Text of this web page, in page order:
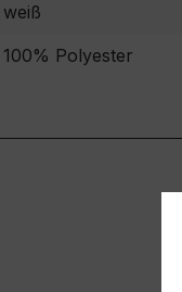
weiß
100% Polyester